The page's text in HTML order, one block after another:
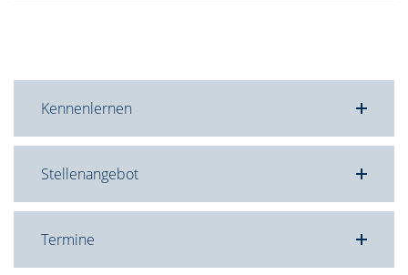
Kennenlernen
Stellenangebot
Termine